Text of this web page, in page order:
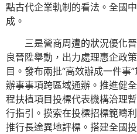
點古代企業軌制的看法。全國
成。
三是營商周遭的狀況優化
良晉陞舉動，出力處理惠企政
目。發布兩批“高效辦成一件事
辦事事項跨區域通辦。推進健
程扶植項目投標代表機構治理
行指引。摸索在投標招標範疇
推行長途異地評標。搭建全國